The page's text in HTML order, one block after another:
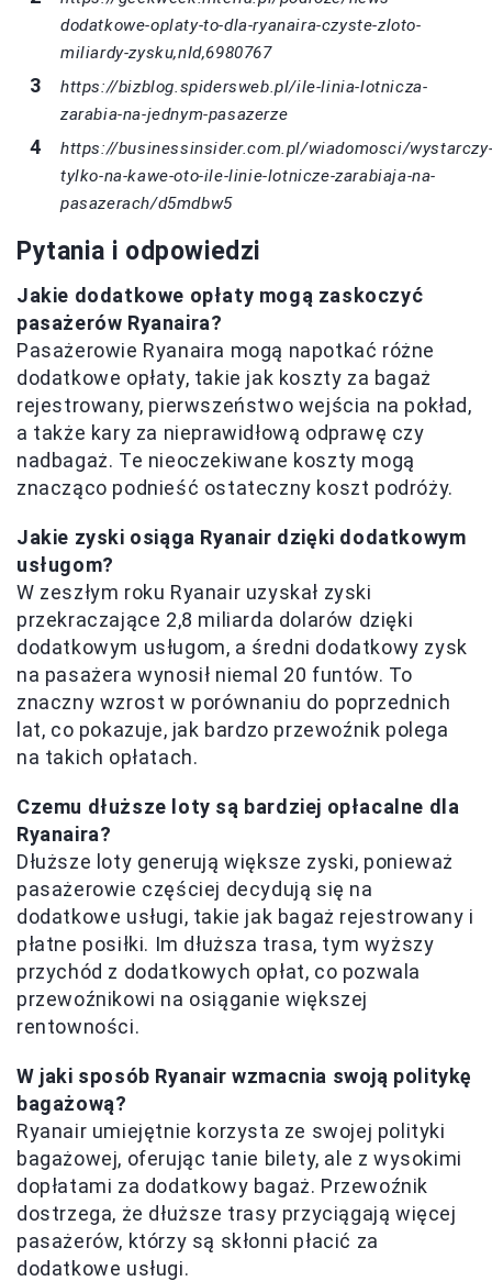
dodatkowe-oplaty-to-dla-ryanaira-czyste-zloto-
miliardy-zysku,nId,6980767
https://bizblog.spidersweb.pl/ile-linia-lotnicza-
zarabia-na-jednym-pasazerze
https://businessinsider.com.pl/wiadomosci/
tylko-na-kawe-oto-ile-linie-lotnicze-zarabiaja-na-
pasazerach/d5mdbw5
Pytania i odpowiedzi
Jakie dodatkowe opłaty mogą zaskoczyć
pasażerów Ryanaira?
Pasażerowie Ryanaira mogą napotkać różne
dodatkowe opłaty, takie jak koszty za bagaż
rejestrowany, pierwszeństwo wejścia na pokład,
a także kary za nieprawidłową odprawę czy
nadbagaż. Te nieoczekiwane koszty mogą
znacząco podnieść ostateczny koszt podróży.
Jakie zyski osiąga Ryanair dzięki dodatkowym
usługom?
W zeszłym roku Ryanair uzyskał zyski
przekraczające 2,8 miliarda dolarów dzięki
dodatkowym usługom, a średni dodatkowy zysk
na pasażera wynosił niemal 20 funtów. To
znaczny wzrost w porównaniu do poprzednich
lat, co pokazuje, jak bardzo przewoźnik polega
na takich opłatach.
Czemu dłuższe loty są bardziej opłacalne dla
Ryanaira?
Dłuższe loty generują większe zyski, ponieważ
pasażerowie częściej decydują się na
dodatkowe usługi, takie jak bagaż rejestrowany i
płatne posiłki. Im dłuższa trasa, tym wyższy
przychód z dodatkowych opłat, co pozwala
przewoźnikowi na osiąganie większej
rentowności.
W jaki sposób Ryanair wzmacnia swoją politykę
bagażową?
Ryanair umiejętnie korzysta ze swojej polityki
bagażowej, oferując tanie bilety, ale z wysokimi
dopłatami za dodatkowy bagaż. Przewoźnik
dostrzega, że dłuższe trasy przyciągają więcej
pasażerów, którzy są skłonni płacić za
dodatkowe usługi.